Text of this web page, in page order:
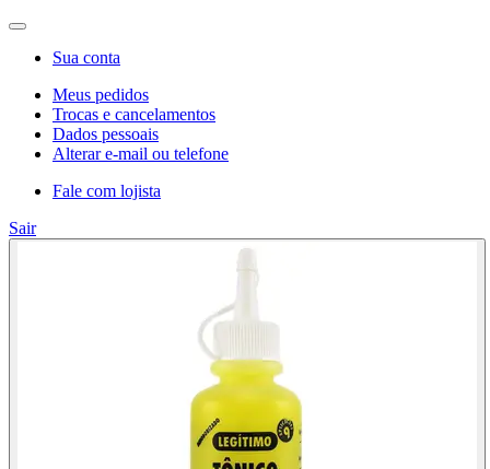
Sua conta
Meus pedidos
Trocas e cancelamentos
Dados pessoais
Alterar e-mail ou telefone
Fale com lojista
Sair